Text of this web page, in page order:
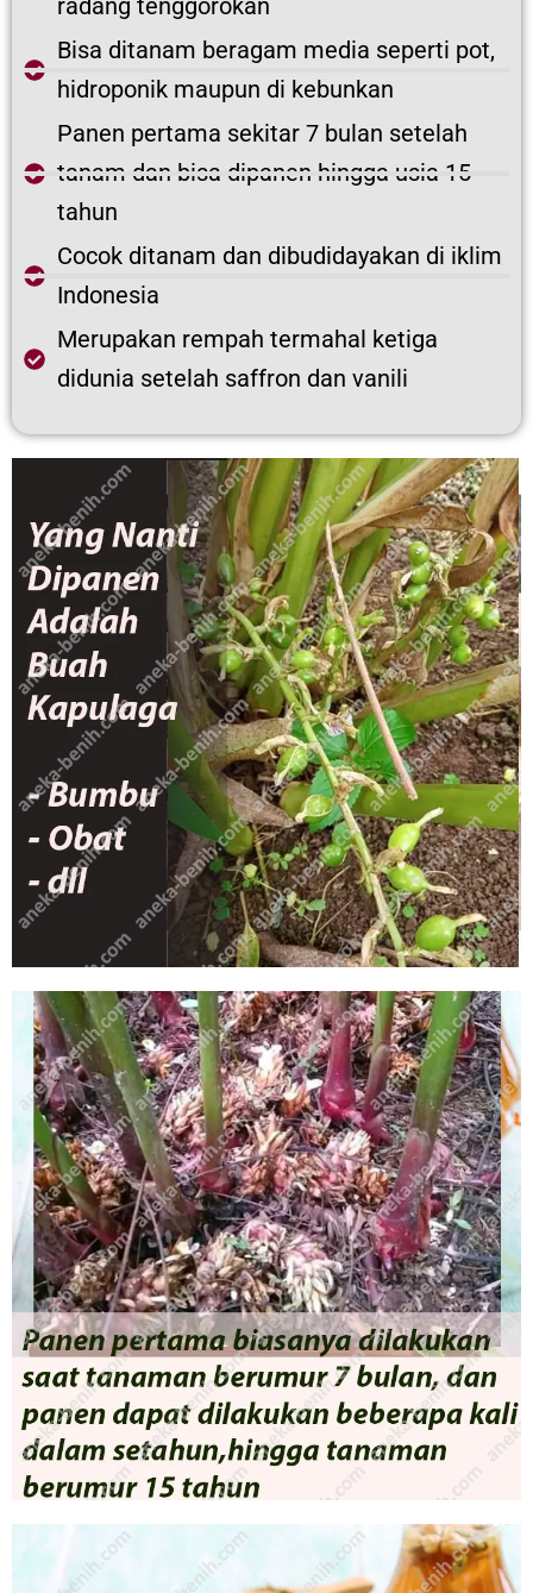
radang tenggorokan
Bisa ditanam beragam media seperti pot,
hidroponik maupun di kebunkan
Panen pertama sekitar 7 bulan setelah
tanam dan bisa dipanen hingga usia 15
tahun
Cocok ditanam dan dibudidayakan di iklim
Indonesia
Merupakan rempah termahal ketiga
didunia setelah saffron dan vanili